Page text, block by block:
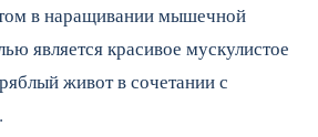
в наращивании мышечной
является красивое мускулистое
живот в сочетании с